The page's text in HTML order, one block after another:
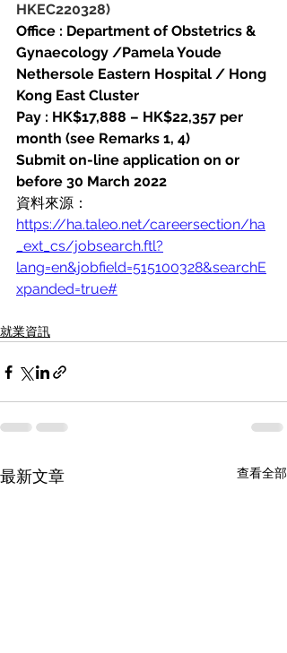
HKEC220328)
Office : Department of Obstetrics &
Gynaecology /Pamela Youde
Nethersole Eastern Hospital / Hong
Kong East Cluster
Pay : HK$17,888 – HK$22,357 per
month (see Remarks 1, 4)
Submit on-line application on or
before 30 March 2022
資料來源：
https://ha.taleo.net/careersection/ha
_ext_cs/jobsearch.ftl?
lang=en&jobfield=515100328&searchE
xpanded=true#
就業資訊
最新文章 查看全部